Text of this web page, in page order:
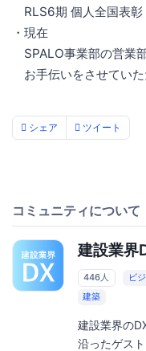
RLS6期 個人全国表彰
・現在
SPALO事業部の営業
お手伝いをさせていた
シェア ツイート
コミュニティについて
建設業界
446人 ビ
建築
建設業界の
沿ったゲス